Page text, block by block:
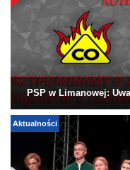
PSP w Limanowej:
Aktualności